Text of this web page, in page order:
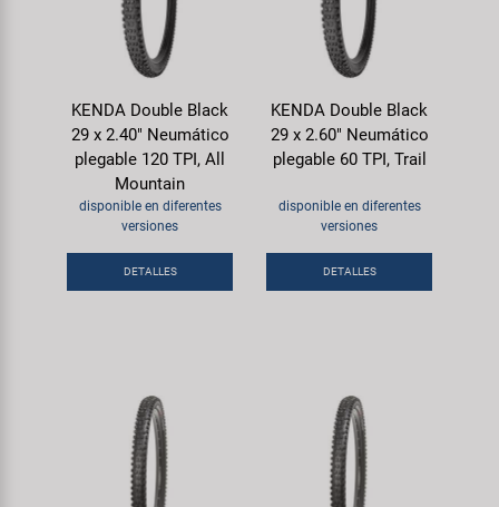
KENDA Double Black
29 x 2.40" Neumático
plegable 120 TPI, All
Mountain
disponible en diferentes
versiones
DETALLES
KENDA Double Black
29 x 2.60" Neumático
plegable 60 TPI, Trail
disponible en diferentes
versiones
DETALLES